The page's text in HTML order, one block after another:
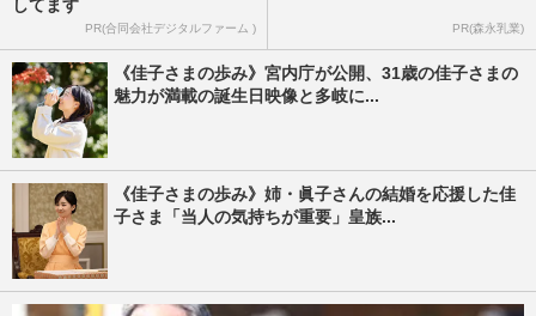
してます
PR(合同会社デジタルファーム ) PR(森永乳業)
《佳子さまの歩み》宮内庁が公開、31歳の佳子さまの
魅力が満載の誕生日映像と多岐に...
《佳子さまの歩み》姉・眞子さんの結婚を応援した佳
子さま「当人の気持ちが重要」皇族...